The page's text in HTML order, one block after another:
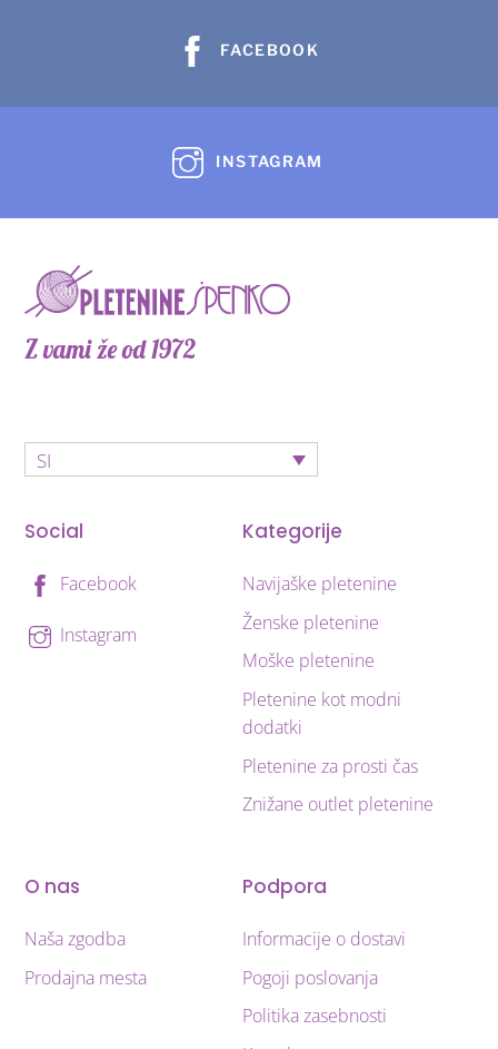
FACEBOOK
INSTAGRAM
Z vami že od 1972
SI
Social
Facebook
Instagram
Kategorije
Navijaške pletenine
Ženske pletenine
Moške pletenine
Pletenine kot modni
dodatki
Pletenine za prosti čas
Znižane outlet pletenine
O nas
Naša zgodba
Prodajna mesta
Podpora
Informacije o dostavi
Pogoji poslovanja
Politika zasebnosti